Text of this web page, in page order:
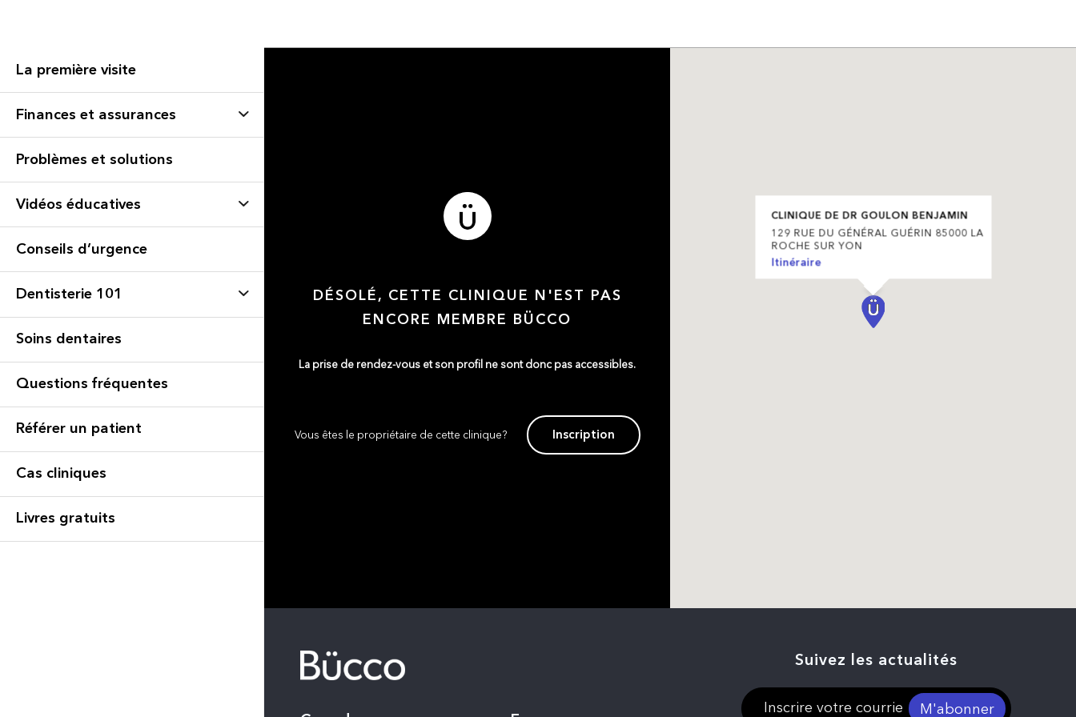
La première visite
Finances et assurances
Problèmes et solutions
Vidéos éducatives
Conseils d’urgence
Dentisterie 101
Soins dentaires
Questions fréquentes
Référer un patient
Cas cliniques
Livres gratuits
DÉSOLÉ, CETTE CLINIQUE N'EST PAS
ENCORE MEMBRE BÜCCO
La prise de rendez-vous et son profil ne sont donc pas accessibles.
Vous êtes le propriétaire de cette clinique? Inscription
CLINIQUE DE DR GOULON BENJAMIN
129 RUE DU GÉNÉRAL GUÉRIN 85000 LA
ROCHE SUR YON
Itinéraire
Suivez les actualités
M'abonner